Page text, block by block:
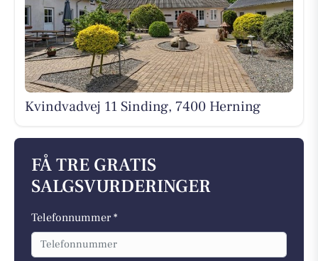
Kvindvadvej 11 Sinding, 7400 Herning
FÅ TRE GRATIS
SALGSVURDERINGER
Telefonnummer *